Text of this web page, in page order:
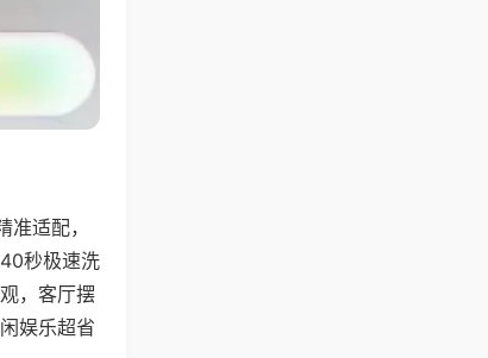
适配，
秒极速洗
，客厅摆
娱乐超省